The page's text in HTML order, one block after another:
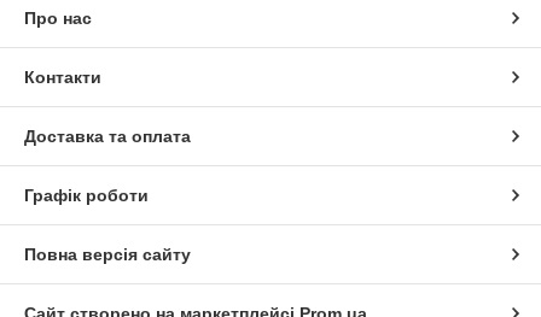
Про нас
Контакти
Доставка та оплата
Графік роботи
Повна версія сайту